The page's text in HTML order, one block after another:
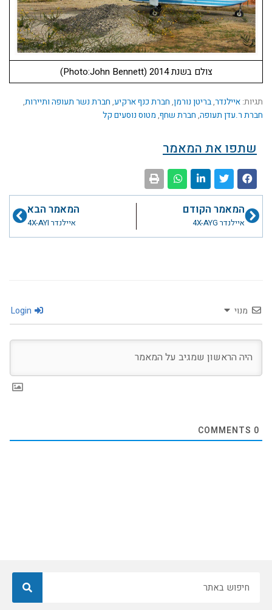
צולם בשנת 2014 (Photo:John Bennettׂ)
תגיות: איילנדר,בריטן נורמן, חברת כנף ארקיע, חברת נשר תעופה ותיירות,
חברת ר.עדן תעופה, חברת שחף, מטוס נוסעים קל
שתפו את המאמר
קודםהמאמר הקודם
איילנדר 4X-AYG
המאמר הבא
איילנדר 4X-AYI
הבא
מנוי
0